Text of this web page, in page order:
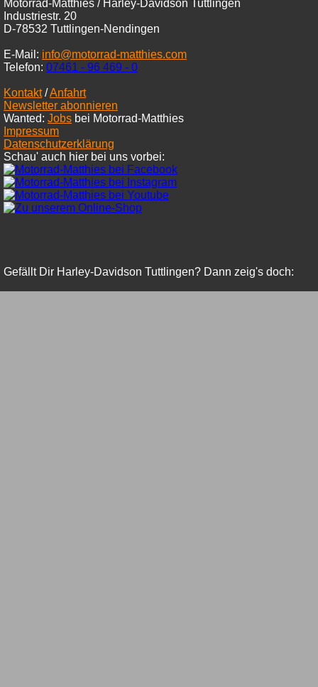
Motorrad-Matthies / Harley-Davidson Tuttlingen
Industriestr. 20
D-78532 Tuttlingen-Nendingen
E-Mail: info@motorrad-matthies.com
Telefon: 07461 - 96 469 - 0
Kontakt/Anfahrt
Newsletter abonnieren
Wanted: Jobs bei Motorrad-Matthies
Impressum
Datenschutzerklärung
Schau' auch hier bei uns vorbei:
Gefällt Dir Harley-Davidson Tuttlingen? Dann zeig's doch: